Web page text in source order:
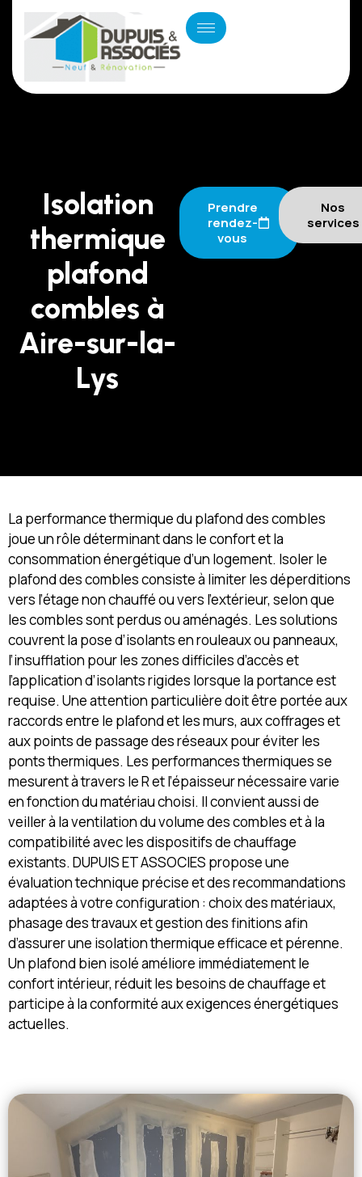
Isolation
thermique
plafond
combles à
Aire-sur-la-
Lys
Prendre
rendez-
vous
Nos
services
La performance thermique du plafond des combles
joue un rôle déterminant dans le confort et la
consommation énergétique d’un logement. Isoler le
plafond des combles consiste à limiter les déperditions
vers l’étage non chauffé ou vers l’extérieur, selon que
les combles sont perdus ou aménagés. Les solutions
couvrent la pose d’isolants en rouleaux ou panneaux,
l’insufflation pour les zones difficiles d’accès et
l’application d’isolants rigides lorsque la portance est
requise. Une attention particulière doit être portée aux
raccords entre le plafond et les murs, aux coffrages et
aux points de passage des réseaux pour éviter les
ponts thermiques. Les performances thermiques se
mesurent à travers le R et l’épaisseur nécessaire varie
en fonction du matériau choisi. Il convient aussi de
veiller à la ventilation du volume des combles et à la
compatibilité avec les dispositifs de chauffage
existants. DUPUIS ET ASSOCIES propose une
évaluation technique précise et des recommandations
adaptées à votre configuration : choix des matériaux,
phasage des travaux et gestion des finitions afin
d’assurer une isolation thermique efficace et pérenne.
Un plafond bien isolé améliore immédiatement le
confort intérieur, réduit les besoins de chauffage et
participe à la conformité aux exigences énergétiques
actuelles.